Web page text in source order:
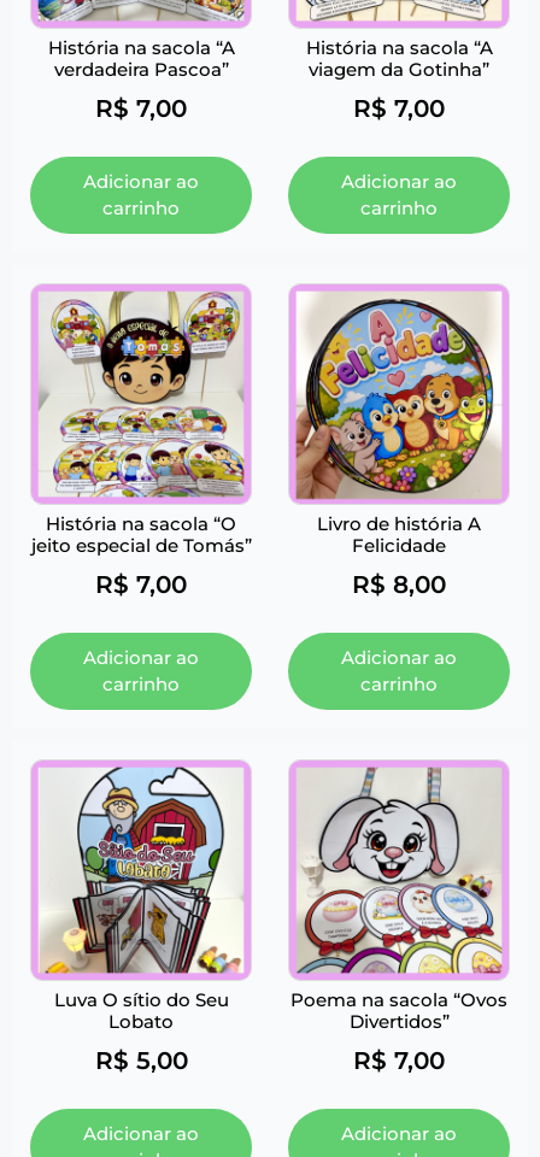
História na sacola “A
verdadeira Pascoa”
R$ 7,00
Adicionar ao
carrinho
História na sacola “A
viagem da Gotinha”
R$ 7,00
Adicionar ao
carrinho
História na sacola “O
jeito especial de Tomás”
R$ 7,00
Adicionar ao
carrinho
Livro de história A
Felicidade
R$ 8,00
Adicionar ao
carrinho
Luva O sítio do Seu
Lobato
R$ 5,00
Adicionar ao
Poema na sacola “Ovos
Divertidos”
R$ 7,00
Adicionar ao